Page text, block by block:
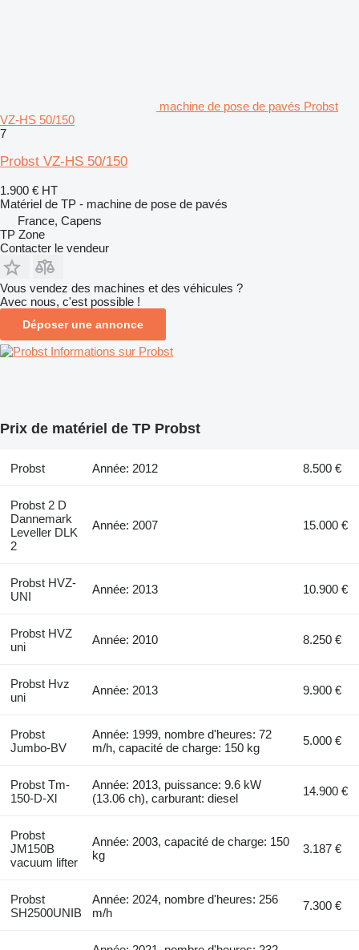
machine de pose de pavés Probst
VZ-HS 50/150
7
Probst VZ-HS 50/150
1.900 € HT
Matériel de TP - machine de pose de pavés
France, Capens
TP Zone
Contacter le vendeur
Vous vendez des machines et des véhicules ?
Avec nous, c'est possible !
Déposer une annonce
Informations sur Probst
Prix de matériel de TP Probst
Probst Année: 2012 8.500 €
Probst 2 D
Dannemark
Leveller DLK
2
Année: 2007 15.000 €
Probst HVZ-
UNI
Année: 2013 10.900 €
Probst HVZ
uni
Année: 2010 8.250 €
Probst Hvz
uni
Année: 2013 9.900 €
Probst
Jumbo-BV
Année: 1999, nombre d'heures: 72
m/h, capacité de charge: 150 kg
5.000 €
Probst Tm-
150-D-Xl
Année: 2013, puissance: 9.6 kW
(13.06 ch), carburant: diesel
14.900 €
Probst
JM150B
vacuum lifter
Année: 2003, capacité de charge: 150
kg
3.187 €
Probst
SH2500UNIB
Année: 2024, nombre d'heures: 256
m/h
7.300 €